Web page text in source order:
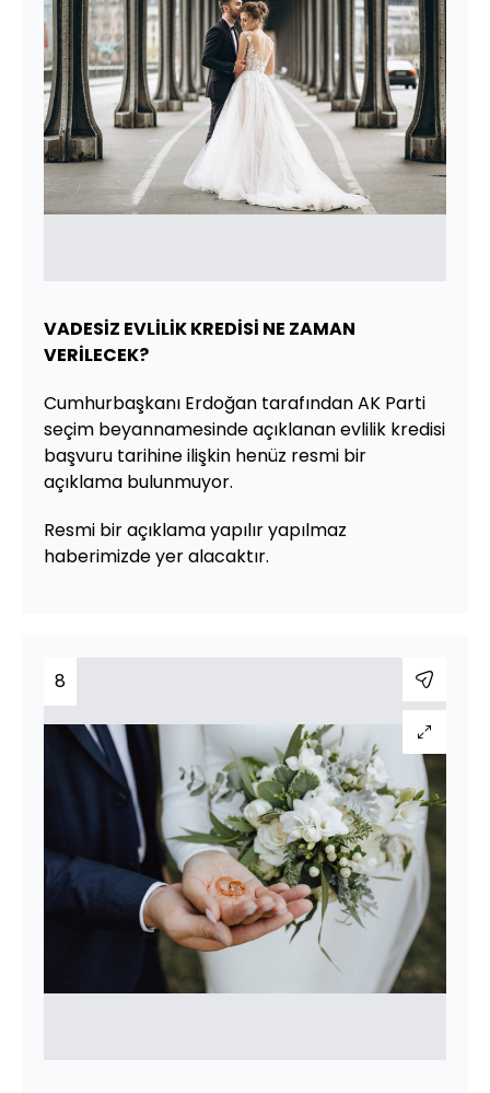
VADESİZ EVLİLİK KREDİSİ NE ZAMAN
VERİLECEK?
Cumhurbaşkanı Erdoğan tarafından AK Parti
seçim beyannamesinde açıklanan evlilik kredisi
başvuru tarihine ilişkin henüz resmi bir
açıklama bulunmuyor.
Resmi bir açıklama yapılır yapılmaz
haberimizde yer alacaktır.
8